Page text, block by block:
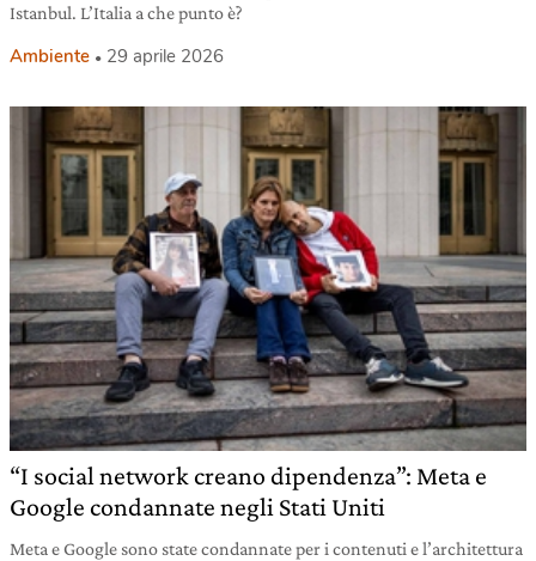
Istanbul. L’Italia a che punto è?
Ambiente 29 aprile 2026
“I social network creano dipendenza”: Meta e
Google condannate negli Stati Uniti
Meta e Google sono state condannate per i contenuti e l’architettura